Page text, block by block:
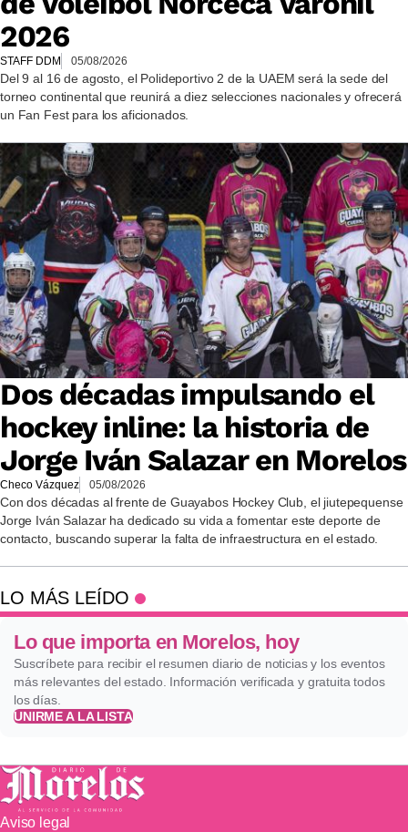
2026
STAFF DDM 05/08/2026
Del 9 al 16 de agosto, el Polideportivo 2 de la UAEM será la sede del
torneo continental que reunirá a diez selecciones nacionales y ofrecerá
un Fan Fest para los aficionados.
Dos décadas impulsando el
hockey inline: la historia de
Jorge Iván Salazar en Morelos
Checo Vázquez 05/08/2026
Con dos décadas al frente de Guayabos Hockey Club, el jiutepequense
Jorge Iván Salazar ha dedicado su vida a fomentar este deporte de
contacto, buscando superar la falta de infraestructura en el estado.
LO MÁS LEÍDO
Lo que importa en Morelos, hoy
Suscríbete para recibir el resumen diario de noticias y los eventos
más relevantes del estado. Información verificada y gratuita todos
los días.
UNIRME A LA LISTA
Aviso legal